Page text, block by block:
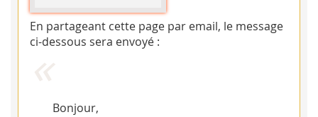
En partageant cette page par email, le message
ci-dessous sera envoyé :
Bonjour,